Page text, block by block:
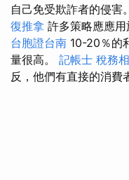
自己免受欺詐者的侵害
復推拿 許多策略應應用
台胞證台南 10-20％的
量很高。 記帳士 稅務
反，他們有直接的消費